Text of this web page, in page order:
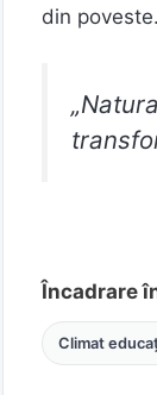
din poveste.
Încadrare
Climat